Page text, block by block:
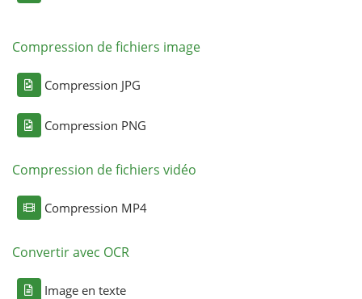
Compression de fichiers image
Compression JPG
Compression PNG
Compression de fichiers vidéo
Compression MP4
Convertir avec OCR
Image en texte